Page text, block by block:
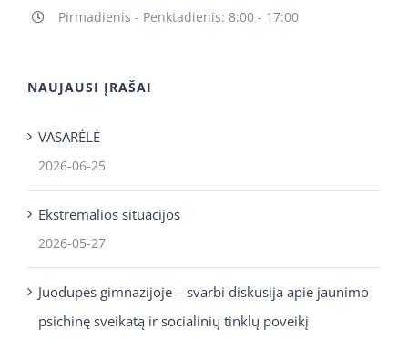
Pirmadienis - Penktadienis: 8:00 - 17:00
NAUJAUSI ĮRAŠAI
VASARĖLĖ
2026-06-25
Ekstremalios situacijos
2026-05-27
Juodupės gimnazijoje – svarbi diskusija apie jaunimo
psichinę sveikatą ir socialinių tinklų poveikį